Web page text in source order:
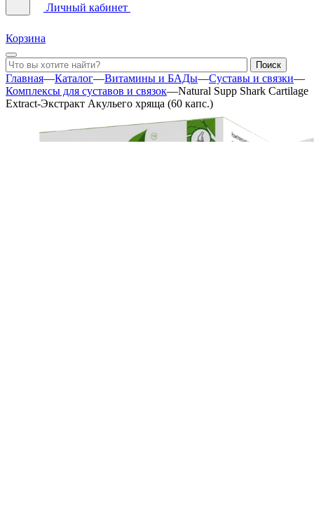
Личный кабинет
Корзина
Главная—Каталог—Витамины и БАДы—Суставы и связки—
Комплексы для суставов и связок—Natural Supp Shark Cartilage
Extract-Экстракт Акульего хряща (60 капс.)